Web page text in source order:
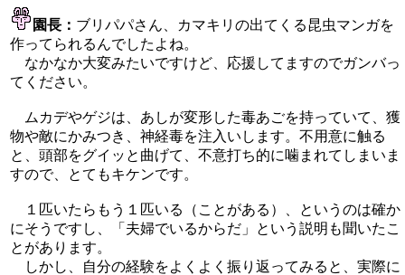
園長： ブリパパさん、カマキリの出てくる昆虫マンガを
作ってられるんでしたよね。
なかなか大変みたいですけど、応援してますのでガンバっ
てください。
ムカデやゲジは、あしが変形した毒あごを持っていて、獲
物や敵にかみつき、神経毒を注入いします。不用意に触る
と、頭部をグイッと曲げて、不意打ち的に噛まれてしまいま
すので、とてもキケンです。
１匹いたらもう１匹いる（ことがある）、というのは確か
にそうですし、「夫婦でいるからだ」という説明も聞いたこ
とがあります。
しかし、自分の経験をよくよく振り返ってみると、実際に